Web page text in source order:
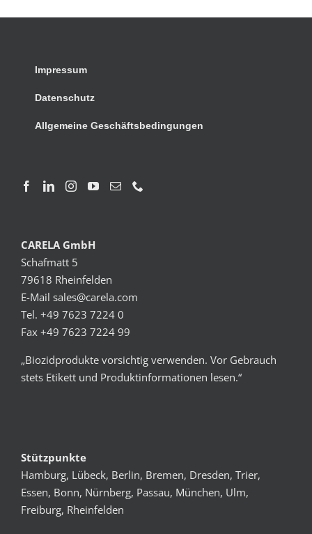
Impressum
Datenschutz
Allgemeine Geschäftsbedingungen
CARELA GmbH
Schafmatt 5
79618 Rheinfelden
E-Mail sales@carela.com
Tel. +49 7623 7224 0
Fax +49 7623 7224 99
„Biozidprodukte vorsichtig verwenden. Vor Gebrauch
stets Etikett und Produktinformationen lesen.“
Stützpunkte
Hamburg, Lübeck, Berlin, Bremen, Dresden, Trier,
Essen, Bonn, Nürnberg, Passau, München, Ulm,
Freiburg, Rheinfelden